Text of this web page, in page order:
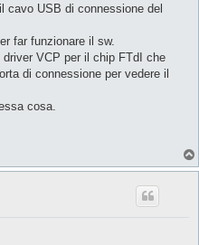
cavo USB di connessione del
far funzionare il sw.
VCP per il chip FTdI che
di connessione per vedere il
cosa.